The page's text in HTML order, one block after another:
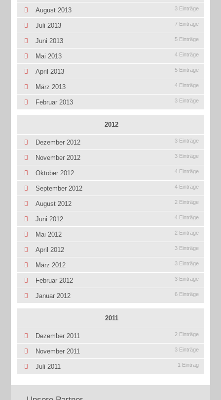
August 2013 3 Einträge
Juli 2013 7 Einträge
Juni 2013 5 Einträge
Mai 2013 4 Einträge
April 2013 5 Einträge
März 2013 4 Einträge
Februar 2013 3 Einträge
2012
Dezember 2012 3 Einträge
November 2012 3 Einträge
Oktober 2012 4 Einträge
September 2012 4 Einträge
August 2012 2 Einträge
Juni 2012 4 Einträge
Mai 2012 2 Einträge
April 2012 3 Einträge
März 2012 3 Einträge
Februar 2012 3 Einträge
Januar 2012 6 Einträge
2011
Dezember 2011 2 Einträge
November 2011 3 Einträge
Juli 2011 1 Eintrag